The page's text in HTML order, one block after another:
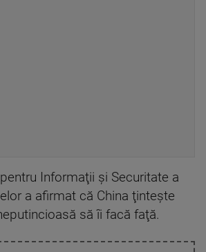
Informaţii şi Securitate a
a afirmat că China ţinteşte
să îi facă faţă.